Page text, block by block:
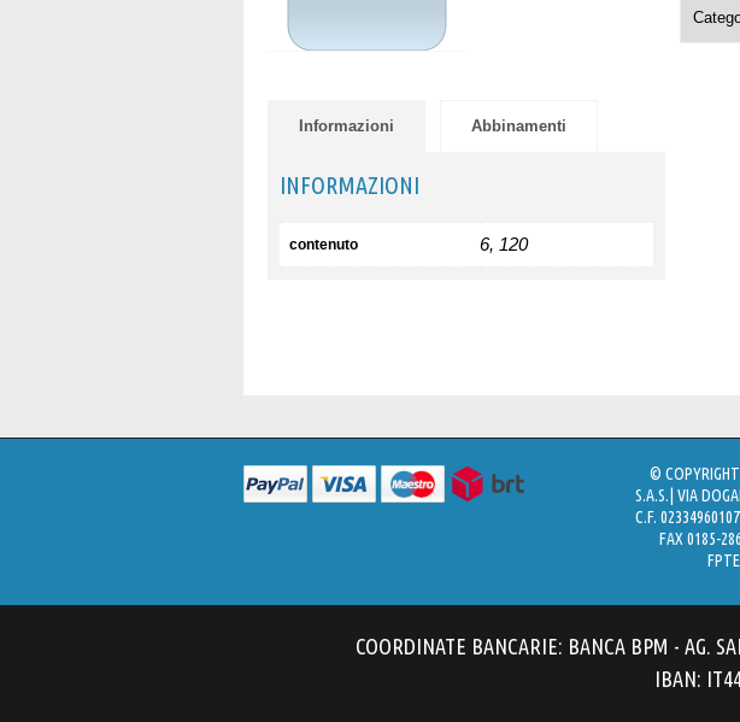
Informazioni Abbinamenti
INFORMAZIONI
contenuto 6, 120
©
S.A.S.| VIA
C.F.
FAX 0185-
COORDINATE BANCARIE: BANCA BPM - AG.
IBAN: